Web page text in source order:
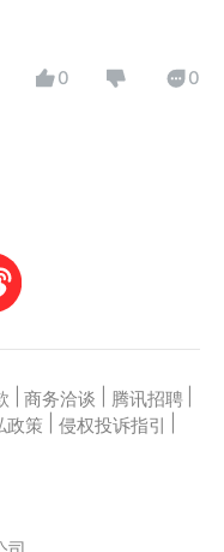
0 0
商务洽谈 腾讯招聘
政策 侵权投诉指引